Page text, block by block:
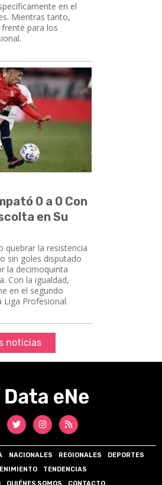
en el
Mientras tanto,
para los
0 a 0 Con
en Su
la resistencia
sin goles disputado
la decimoquinta
Con la igualdad,
en el segundo
Liga Profesional.
noticias
NACIONALES REGIONALES
DEPORTES
TENDENCIAS